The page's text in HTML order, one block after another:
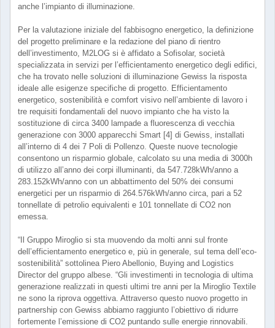
anche l’impianto di illuminazione.
Per la valutazione iniziale del fabbisogno energetico, la definizione
del progetto preliminare e la redazione del piano di rientro
dell’investimento, M2LOG si è affidato a Sofisolar, società
specializzata in servizi per l’efficientamento energetico degli edifici,
che ha trovato nelle soluzioni di illuminazione Gewiss la risposta
ideale alle esigenze specifiche di progetto. Efficientamento
energetico, sostenibilità e comfort visivo nell’ambiente di lavoro i
tre requisiti fondamentali del nuovo impianto che ha visto la
sostituzione di circa 3400 lampade a fluorescenza di vecchia
generazione con 3000 apparecchi Smart [4] di Gewiss, installati
all’interno di 4 dei 7 Poli di Pollenzo. Queste nuove tecnologie
consentono un risparmio globale, calcolato su una media di 3000h
di utilizzo all’anno dei corpi illuminanti, da 547.728kWh/anno a
283.152kWh/anno con un abbattimento del 50% dei consumi
energetici per un risparmio di 264.576kWh/anno circa, pari a 52
tonnellate di petrolio equivalenti e 101 tonnellate di CO2 non
emessa.
“Il Gruppo Miroglio si sta muovendo da molti anni sul fronte
dell’efficientamento energetico e, più in generale, sul tema dell’eco-
sostenibilità” sottolinea Piero Abellonio, Buying and Logistics
Director del gruppo albese. “Gli investimenti in tecnologia di ultima
generazione realizzati in questi ultimi tre anni per la Miroglio Textile
ne sono la riprova oggettiva. Attraverso questo nuovo progetto in
partnership con Gewiss abbiamo raggiunto l’obiettivo di ridurre
fortemente l’emissione di CO2 puntando sulle energie rinnovabili.